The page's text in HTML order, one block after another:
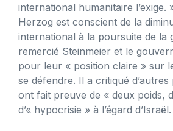
international humanitaire l’exige.
Herzog est conscient de la
international à la poursuite de la
remercié Steinmeier et le
pour leur « position claire » sur
se défendre. Il a critiqué d’autres
ont fait preuve de « deux poids,
d’« hypocrisie » à l’égard d’Israël.